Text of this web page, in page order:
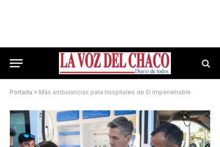
Portada » Más ambulancias para hospitales de El Impenetrable